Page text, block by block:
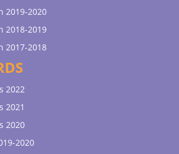
2019-2020
2018-2019
2017-2018
2022
2021
2020
2020